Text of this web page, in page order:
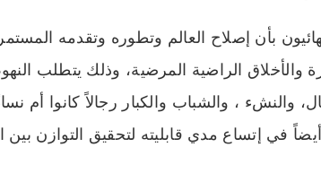
البهائيون بأن إصلاح العالم وتطوره وتقدمه
والأخلاق الراضية المرضية، وذلك يتطلب
والنشء ، والشباب والكبار رجالاً كانوا أم
في إتساع مدي قابليته لتحقيق التوازن بين